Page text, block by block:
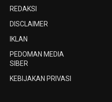
REDAKSI
DISCLAIMER
IKLAN
PEDOMAN MEDIA
SIBER
KEBIJAKAN PRIVASI